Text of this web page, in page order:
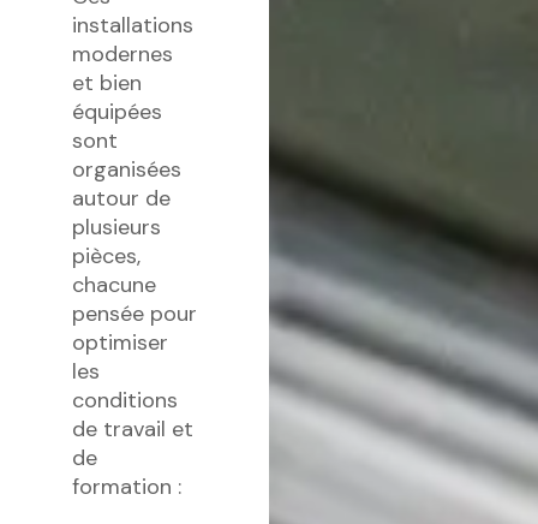
installations
modernes
et bien
équipées
sont
organisées
autour de
plusieurs
pièces,
chacune
pensée pour
optimiser
les
conditions
de travail et
de
formation :